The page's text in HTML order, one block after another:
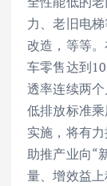
力、老旧电
改造，等等
车零售达到
透率连续两
低排放标准
实施，将有
助推产业向“
量、增效益